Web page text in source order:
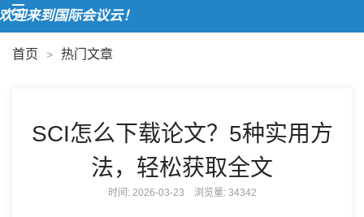
来到国际会议云！
首页 > 热门文章
SCI怎么下载论文？5种实用方
法，轻松获取全文
时间: 2026-03-23 浏览量: 34342